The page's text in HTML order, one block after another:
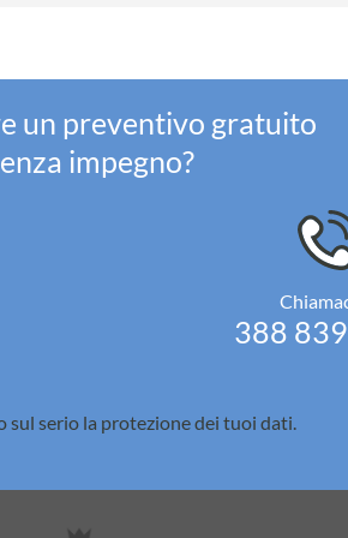
un preventivo gratuito
impegno?
388
sul serio la protezione dei tuoi dati.